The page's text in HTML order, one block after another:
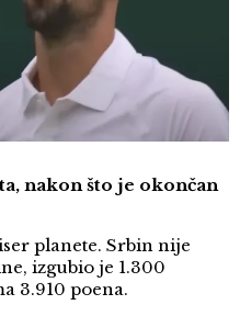
nakon što je okončan
planete. Srbin nije
izgubio je 1.300
3.910 poena.